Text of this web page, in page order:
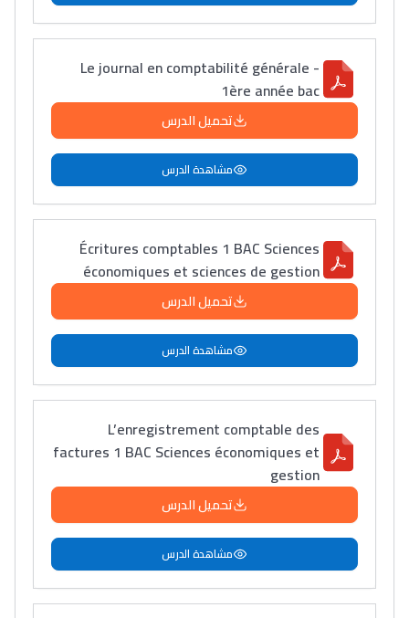
Le journal en comptabilité générale -
1ère année bac
تحميل الدرس
مشاهدة الدرس
Écritures comptables 1 BAC Sciences
économiques et sciences de gestion
تحميل الدرس
مشاهدة الدرس
L’enregistrement comptable des
factures 1 BAC Sciences économiques et
gestion
تحميل الدرس
مشاهدة الدرس